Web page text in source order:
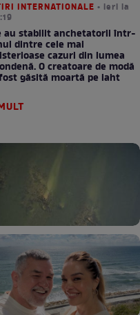
INTERNATIONALE • ieri la
au stabilit anchetatorii într-
dintre cele mai
cazuri din lumea
O creatoare de modă
găsită moartă pe iaht